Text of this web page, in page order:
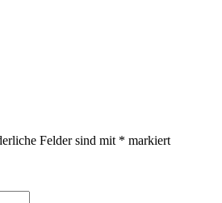
Felder sind mit * markiert